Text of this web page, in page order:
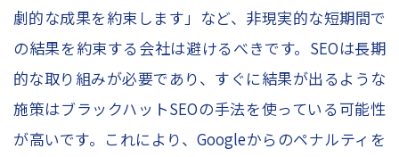
劇的な成果を約束します」など、非現実的な短期間で
の結果を約束する会社は避けるべきです。SEOは長期
的な取り組みが必要であり、すぐに結果が出るような
施策はブラックハットSEOの手法を使っている可能性
が高いです。これにより、Googleからのペナルティを